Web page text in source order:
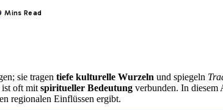
Mins Read
sie tragen tiefe kulturelle Wurzeln und spiegeln
ist oft mit spiritueller Bedeutung verbunden. In diesem
regionalen Einflüssen ergibt.